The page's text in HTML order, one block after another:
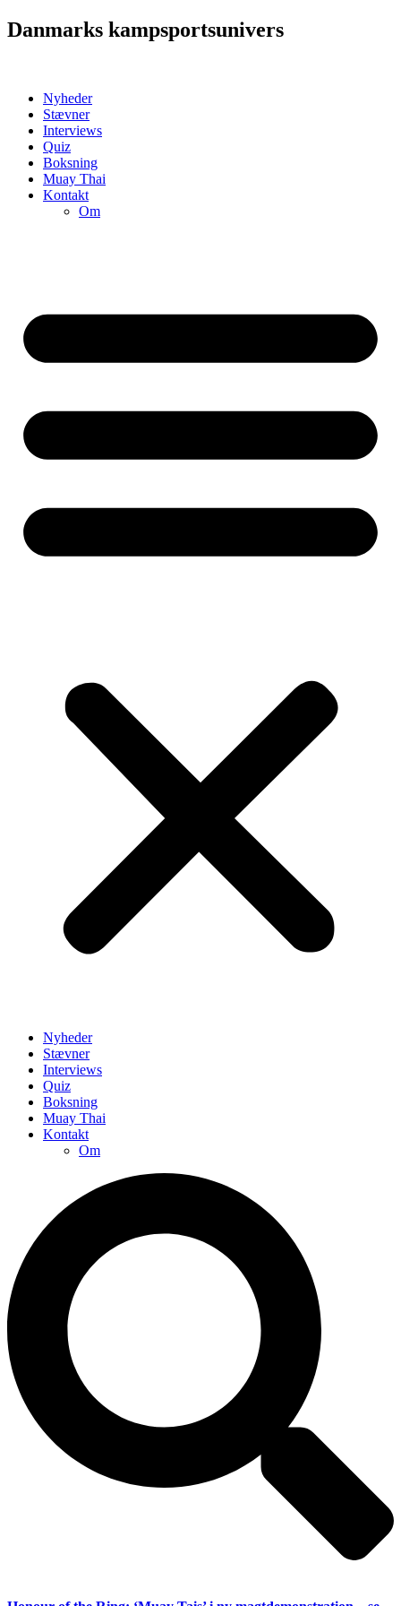
Videre
til
Danmarks kampsportsunivers
Nyheder
Stævner
Interviews
Quiz
Boksning
Muay Thai
Kontakt
Om
Nyheder
Stævner
Interviews
Quiz
Boksning
Muay Thai
Kontakt
Om